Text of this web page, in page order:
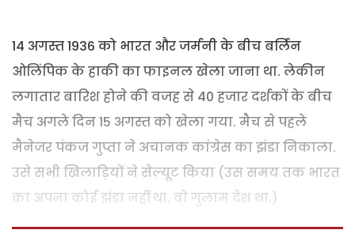
14 अगस्त 1936 को भारत और जर्मनी के बीच बर्लिन
ओलिंपिक के हाकी का फाइनल खेला जाना था. लेकीन
लगातार बारिश होने की वजह से 40 हजार दर्शकों के बीच
मैच अगले दिन 15 अगस्त को खेला गया. मैच से पहले
मैनेजर पंकज गुप्ता ने अचानक कांग्रेस का झंडा निकाला.
उसे सभी खिलाड़ियों ने सेल्यूट किया (उस समय तक भारत
का अपना कोई झंडा नहीं था. वो गुलाम देश था.)